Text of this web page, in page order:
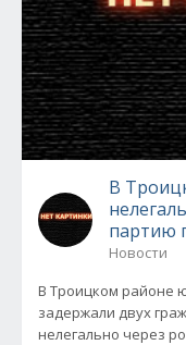
В
партию
Новости
В Троицком районе
задержали двух
нелегально через